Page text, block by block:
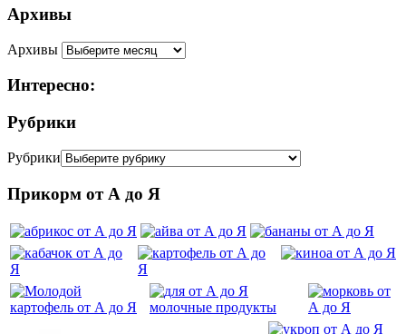
Архивы
Архивы
Интересно:
Рубрики
Рубрики
Прикорм от А до Я